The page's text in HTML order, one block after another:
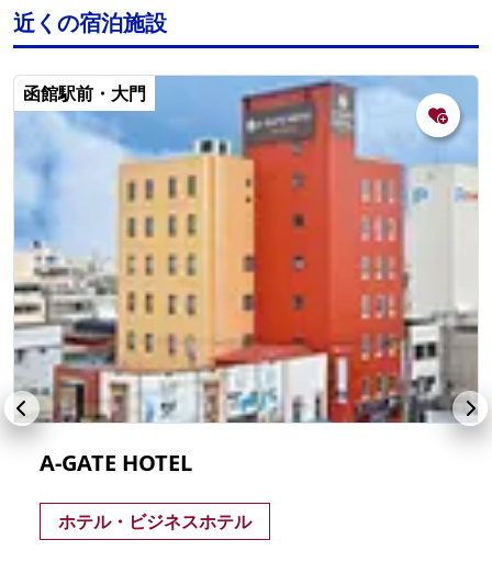
近くの宿泊施設
函館駅前・大門
A-GATE HOTEL
ホテル・ビジネスホテル